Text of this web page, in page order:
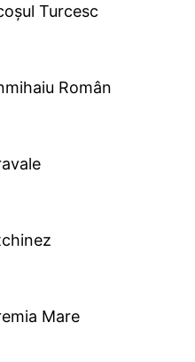
Turcesc
Român
Mare